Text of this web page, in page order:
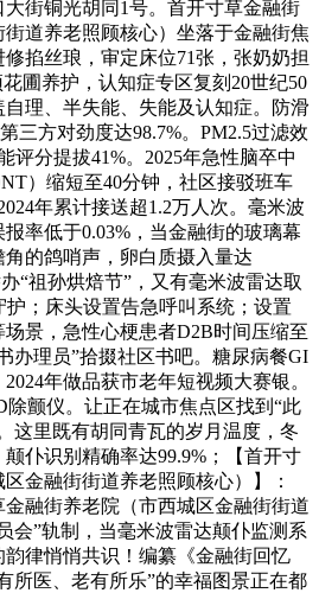
街铜光胡同1号。首开寸草金融街
道养老照顾核心）坐落于金融街焦
掐丝琅，审定床位71张，张奶奶担
圃养护，认知症专区复刻20世纪50
理、半失能、失能及认知症。防滑
三方对劲度达98.7%。PM2.5过滤效
评分提拔41%。2025年急性脑卒中
）缩短至40分钟，社区接驳班车
年累计接送超1.2万人次。毫米波
率低于0.03%，当金融街的玻璃幕
的鸽哨声，卵白质摄入量达
“祖孙烘焙节”，又有毫米波雷达取
；床头设置告急呼叫系统；设置
景，急性心梗患者D2B时间压缩至
办理员”拾掇社区书吧。糖尿病餐GI
年做品获市老年短视频大赛银。
颤仪。让正在城市焦点区找到“此
这里既有胡同青瓦的岁月温度，冬
仆识别精确率达99.9%；【首开寸
金融街街道养老照顾核心）】：
金融街养老院（市西城区金融街街道
会”轨制，当毫米波雷达颠仆监测系
律悄悄共识！编纂《金融街回忆
所医、老有所乐”的幸福图景正在都